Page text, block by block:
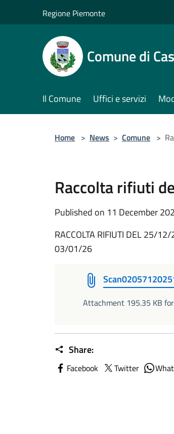
Regione Piemonte
Comune di
Il Comune Uffici e servizi
Home > News > Comune >
Raccolta rifiuti
Published on 11 December
RACCOLTA RIFIUTI DEL 25/
03/01/26
Attachment 195.35 KB
Share:
Facebook Twitter